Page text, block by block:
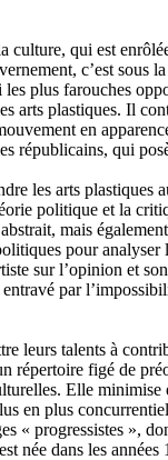
culture, qui est
c’est sous
plus farouches
plastiques. Il
en
républicains, qui
les arts
politique et la
mais
pour
sur l’opinion et
par
leurs talents à
répertoire figé de
Elle
en plus
« progressistes »,
née dans les